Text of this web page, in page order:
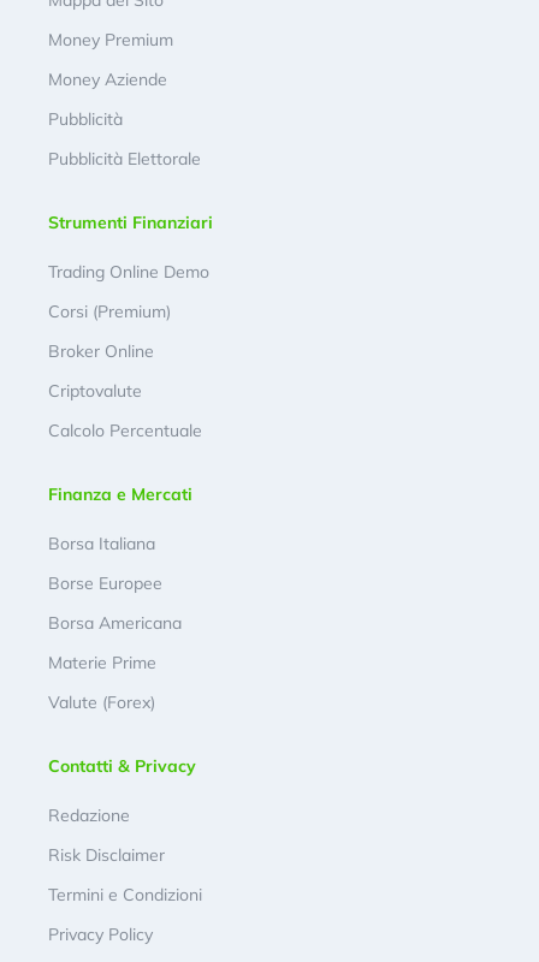
Money Premium
Money Aziende
Pubblicità
Pubblicità Elettorale
Strumenti Finanziari
Trading Online Demo
Corsi (Premium)
Broker Online
Criptovalute
Calcolo Percentuale
Finanza e Mercati
Borsa Italiana
Borse Europee
Borsa Americana
Materie Prime
Valute (Forex)
Contatti & Privacy
Redazione
Risk Disclaimer
Termini e Condizioni
Privacy Policy